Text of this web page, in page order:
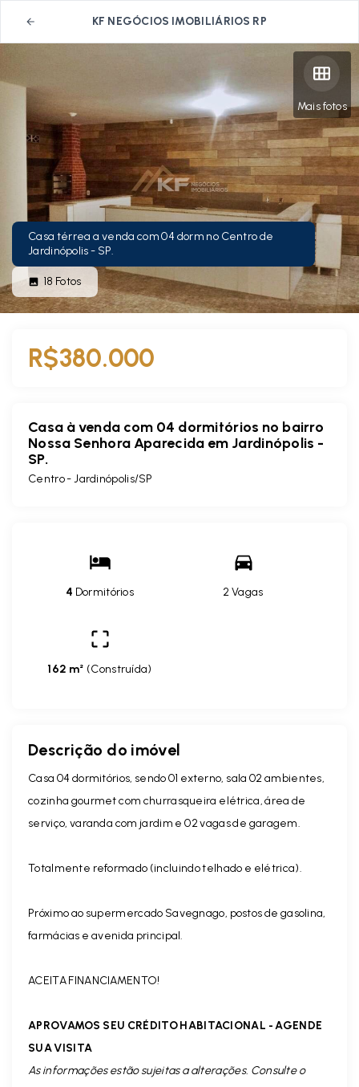
KF NEGÓCIOS IMOBILIÁRIOS RP
Mais fotos
Casa térrea a venda com 04 dorm no Centro de
Jardinópolis - SP.
18 Fotos
R$380.000
Casa à venda com 04 dormitórios no bairro
Nossa Senhora Aparecida em Jardinópolis -
SP.
Centro - Jardinópolis/SP
4 Dormitórios 2 Vagas
162 m² (Construída)
Descrição do imóvel
Casa 04 dormitórios, sendo 01 externo, sala 02 ambientes,
cozinha gourmet com churrasqueira elétrica, área de
serviço, varanda com jardim e 02 vagas de garagem.
Totalmente reformado (incluindo telhado e elétrica).
Próximo ao supermercado Savegnago, postos de gasolina,
farmácias e avenida principal.
ACEITA FINANCIAMENTO!
APROVAMOS SEU CRÉDITO HABITACIONAL - AGENDE
SUA VISITA
As informações estão sujeitas a alterações. Consulte o